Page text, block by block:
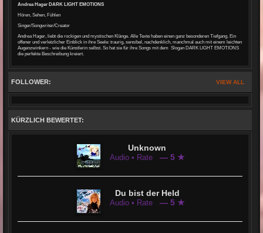
Andrea Hager DARK LIGHT EMOTIONS
Hören, Sehen, Fühlen
Singer/Songwriter/Creator
Andrea Hager, liebt die rockigen und mystischen Klänge. Alle Texte haben einen ganz besonderen Tiefgang. Ein
offener und verletzlicher Einblick in ihre Seele: traurig, sensibel, nachdenklich, manchmal auch mit einem leichten
Augenzwinkern - wie die Künstlerin selbst. So hat sie für ihre Songs mit dem Slogan DARK LIGHT EMOTIONS
die perfekte Beschreibung kreiert.
VIEW ALL
FOLLOWER:
KÜRZLICH BEWERTET:
Unknown
Audio • Rate — 5 ★
Du bist der Held
Audio • Rate — 5 ★